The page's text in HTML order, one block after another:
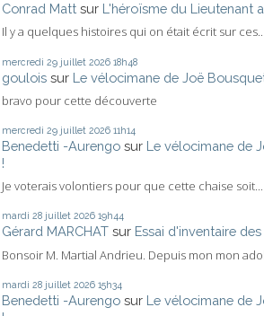
Conrad Matt sur L'héroïsme du Lieutenant
Il y a quelques histoires qui on était écrit sur ces...
mercredi 29 juillet 2026 18h48
goulois sur Le vélocimane de Joë
bravo pour cette découverte
mercredi 29 juillet 2026 11h14
Benedetti -Aurengo sur Le vélocimane de
!
Je voterais volontiers pour que cette chaise soit...
mardi 28 juillet 2026 19h44
Gérard MARCHAT sur Essai d'inventaire
Bonsoir M. Martial Andrieu. Depuis mon mon
mardi 28 juillet 2026 15h34
Benedetti -Aurengo sur Le vélocimane de